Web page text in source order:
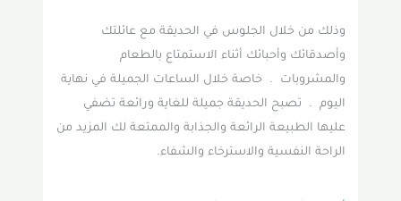
وذلك من خلال الجلوس في الحديقة مع عائلتك
وأصدقائك وأحبائك أثناء الاستمتاع بالطعام
والمشروبات . خاصة خلال الساعات الجميلة في نهاية
اليوم . تصبح الحديقة جميلة للغاية ورائعة تضفي
عليها الطبيعة الرائعة والجذابة والممتعة لك المزيد من
الراحة النفسية والاسترخاء والشفاء.